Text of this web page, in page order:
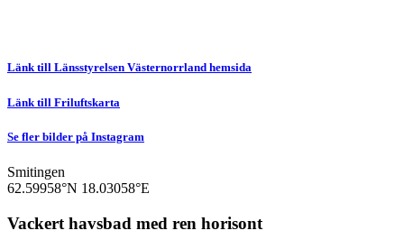
Länk till Länsstyrelsen Västernorrland hemsida
Länk till Friluftskarta
Se fler bilder på Instagram
Smitingen
62.59958°N 18.03058°E
Vackert havsbad med ren horisont